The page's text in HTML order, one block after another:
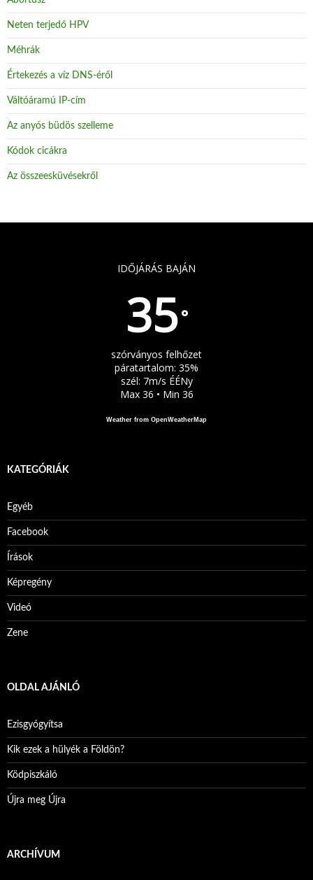
Neten terjedő HPV
Méhrák
Értekezés a víz DNS-éről
Váltóáramú IP-cím
Az anyós büdös szelleme
Kódok cicákra
Az összeesküvésekről
IDŐJÁRÁS BAJÁN
35°
szórványos felhőzet
páratartalom: 35%
szél: 7m/s ÉÉNy
Max 36 • Min 36
Weather from OpenWeatherMap
KATEGÓRIÁK
Egyéb
Facebook
Írások
Képregény
Videó
Zene
OLDAL AJÁNLÓ
Ezisgyógyítsa
Kik ezek a hülyék a Földön?
Ködpiszkáló
Újra meg Újra
ARCHÍVUM